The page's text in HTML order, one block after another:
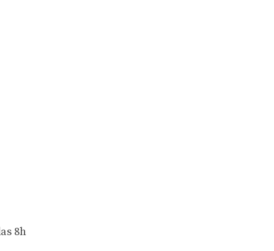
8h